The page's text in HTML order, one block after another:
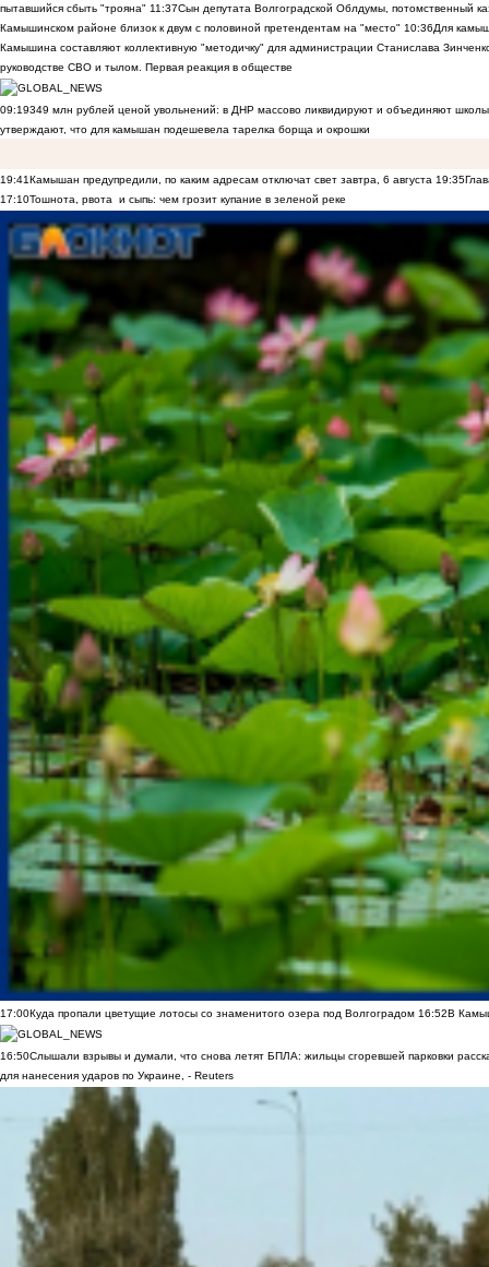
пытавшийся сбыть "трояна" 11:37Сын депутата Волгоградской Облдумы, потомственный
Камышинском районе близок к двум с половиной претендентам на "место" 10:36Для
Камышина составляют коллективную "методичку" для администрации Станислава
руководстве СВО и тылом. Первая реакция в обществе
09:19349 млн рублей ценой увольнений: в ДНР массово ликвидируют и объединяют
утверждают, что для камышан подешевела тарелка борща и окрошки
19:41Камышан предупредили, по каким адресам отключат свет завтра, 6 августа 19:35
17:10Тошнота, рвота и сыпь: чем грозит купание в зеленой реке
17:00Куда пропали цветущие лотосы со знаменитого озера под Волгоградом 16:52В
16:50Слышали взрывы и думали, что снова летят БПЛА: жильцы сгоревшей парковки
для нанесения ударов по Украине, - Reuters